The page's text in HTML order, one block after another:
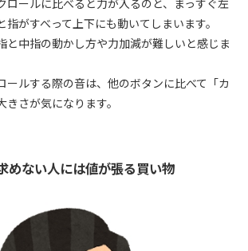
ロールに比べると力が入るのと、まっすぐ左
がすべって上下にも動いてしまいます。
と中指の動かし方や力加減が難しいと感じま
ールする際の音は、他のボタンに比べて「カ
さが気になります。
めない人には値が張る買い物